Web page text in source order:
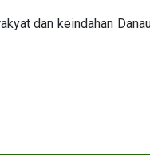
dan keindahan